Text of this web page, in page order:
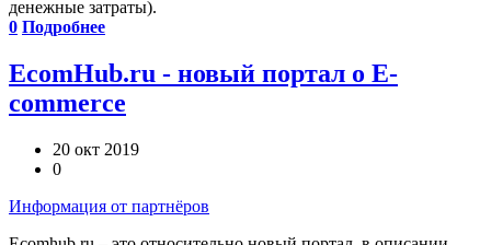
денежные затраты).
0 Подробнее
EcomHub.ru - новый портал о E-
commerce
20 окт 2019
0
Информация от партнёров